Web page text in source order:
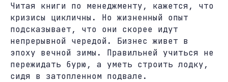
Читая книги по менеджменту, кажется, что
кризисы цикличны. Но жизненный опыт
подсказывает, что они скорее идут
непрерывной чередой. Бизнес живет в
эпоху вечной зимы. Правильней учиться не
пережидать бурю, а уметь строить лодку,
сидя в затопленном подвале.